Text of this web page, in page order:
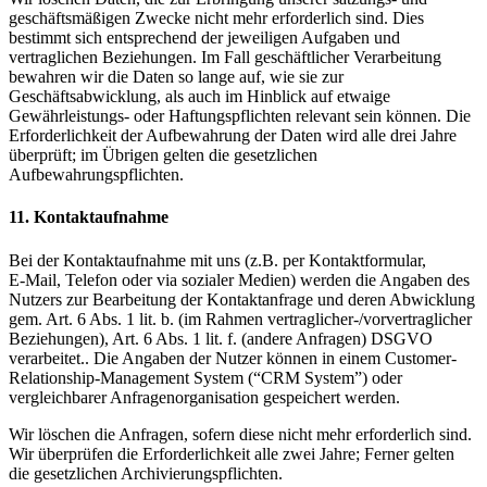
geschäftsmäßigen Zwecke nicht mehr erforderlich sind. Dies
bestimmt sich entsprechend der jeweiligen Aufgaben und
vertraglichen Beziehungen. Im Fall geschäftlicher Verarbeitung
bewahren wir die Daten so lange auf, wie sie zur
Geschäftsabwicklung, als auch im Hinblick auf etwaige
Gewährleistungs- oder Haftungspflichten relevant sein können. Die
Erforderlichkeit der Aufbewahrung der Daten wird alle drei Jahre
überprüft; im Übrigen gelten die gesetzlichen
Aufbewahrungspflichten.
11. Kontaktaufnahme
Bei der Kontaktaufnahme mit uns (z.B. per Kontaktformular,
E‑Mail, Telefon oder via sozialer Medien) werden die Angaben des
Nutzers zur Bearbeitung der Kontaktanfrage und deren Abwicklung
gem. Art. 6 Abs. 1 lit. b. (im Rahmen vertraglicher-/vorvertraglicher
Beziehungen), Art. 6 Abs. 1 lit. f. (andere Anfragen) DSGVO
verarbeitet.. Die Angaben der Nutzer können in einem Customer-
Relationship-Management System (“CRM System”) oder
vergleichbarer Anfragenorganisation gespeichert werden.
Wir löschen die Anfragen, sofern diese nicht mehr erforderlich sind.
Wir überprüfen die Erforderlichkeit alle zwei Jahre; Ferner gelten
die gesetzlichen Archivierungspflichten.